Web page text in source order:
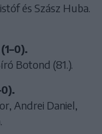
és Szász Huba.
Botond (81.).
Andrei Daniel,